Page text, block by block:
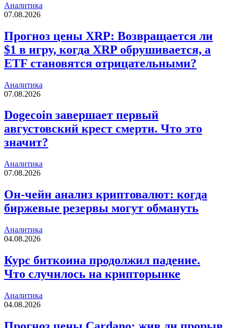
Аналитика
07.08.2026
Прогноз цены XRP: Возвращается ли
$1 в игру, когда XRP обрушивается, а
ETF становятся отрицательными?
Аналитика
07.08.2026
Dogecoin завершает первый
августовский крест смерти. Что это
значит?
Аналитика
07.08.2026
Он-чейн анализ криптовалют: когда
биржевые резервы могут обмануть
Аналитика
04.08.2026
Курс биткоина продолжил падение.
Что случилось на крипторынке
Аналитика
04.08.2026